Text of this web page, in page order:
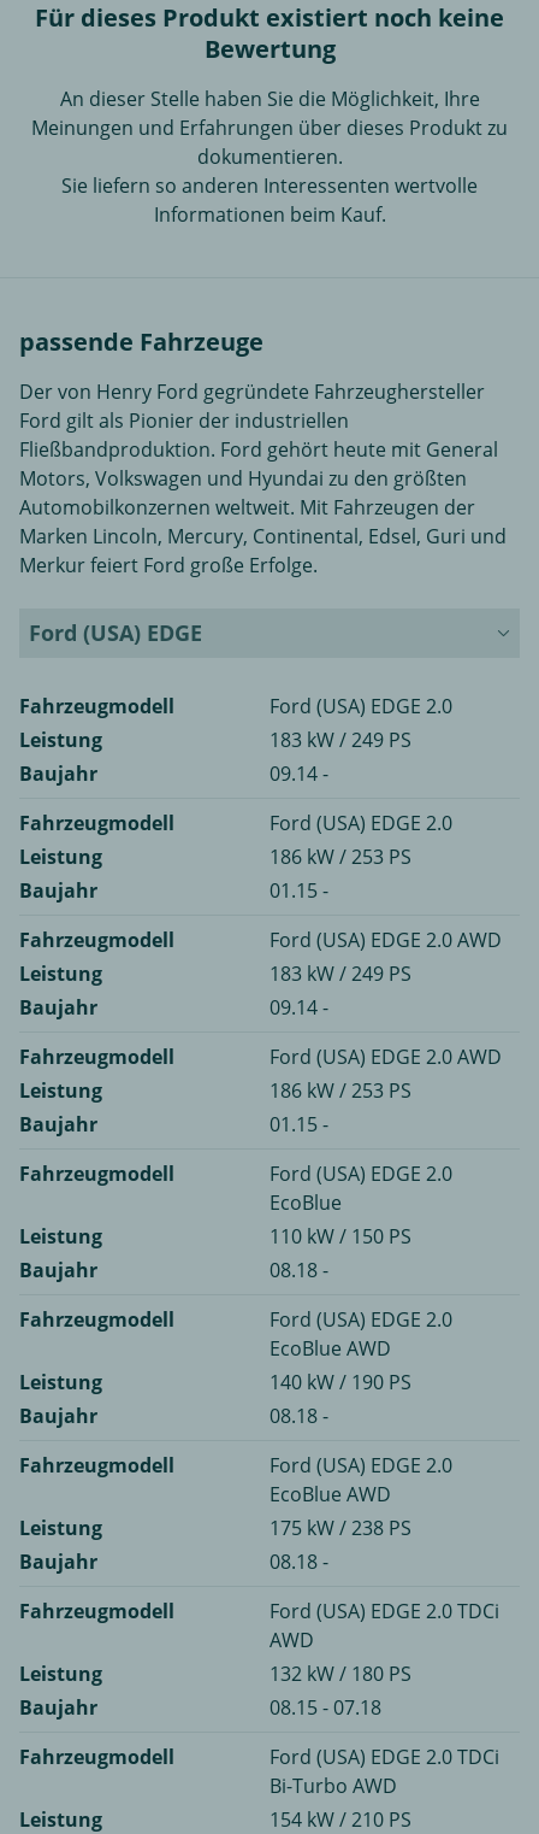
Für dieses Produkt existiert noch keine
Bewertung
An dieser Stelle haben Sie die Möglichkeit, Ihre
Meinungen und Erfahrungen über dieses Produkt zu
dokumentieren.
Sie liefern so anderen Interessenten wertvolle
Informationen beim Kauf.
passende Fahrzeuge
Der von Henry Ford gegründete Fahrzeughersteller
Ford gilt als Pionier der industriellen
Fließbandproduktion. Ford gehört heute mit General
Motors, Volkswagen und Hyundai zu den größten
Automobilkonzernen weltweit. Mit Fahrzeugen der
Marken Lincoln, Mercury, Continental, Edsel, Guri und
Merkur feiert Ford große Erfolge.
Ford (USA) EDGE
Fahrzeugmodell
Ford (USA) EDGE 2.0
Leistung
183 kW / 249 PS
Baujahr
09.14 -
Fahrzeugmodell
Ford (USA) EDGE 2.0
Leistung
186 kW / 253 PS
Baujahr
01.15 -
Fahrzeugmodell
Ford (USA) EDGE 2.0 AWD
Leistung
183 kW / 249 PS
Baujahr
09.14 -
Fahrzeugmodell
Ford (USA) EDGE 2.0 AWD
Leistung
186 kW / 253 PS
Baujahr
01.15 -
Fahrzeugmodell
Ford (USA) EDGE 2.0
EcoBlue
Leistung
110 kW / 150 PS
Baujahr
08.18 -
Fahrzeugmodell
Ford (USA) EDGE 2.0
EcoBlue AWD
Leistung
140 kW / 190 PS
Baujahr
08.18 -
Fahrzeugmodell
Ford (USA) EDGE 2.0
EcoBlue AWD
Leistung
175 kW / 238 PS
Baujahr
08.18 -
Fahrzeugmodell
Ford (USA) EDGE 2.0 TDCi
AWD
Leistung
132 kW / 180 PS
Baujahr
08.15 - 07.18
Fahrzeugmodell
Ford (USA) EDGE 2.0 TDCi
Bi-Turbo AWD
Leistung
154 kW / 210 PS